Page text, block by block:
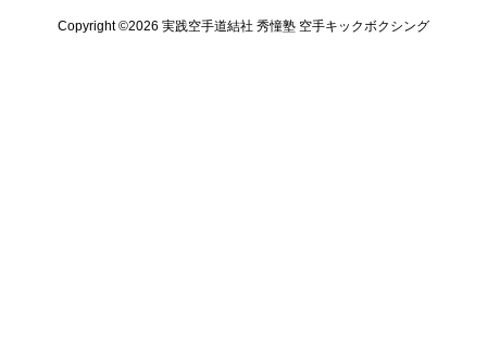
Copyright ©️2026 実践空手道結社 秀憧塾 空手キックボクシング